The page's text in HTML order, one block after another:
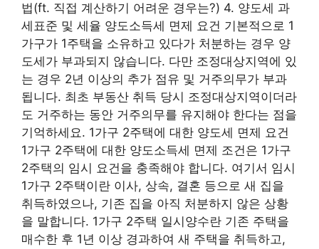
법(ft. 직접 계산하기 어려운 경우는?) 4. 양도세 과
세표준 및 세율 양도소득세 면제 요건 기본적으로 1
가구가 1주택을 소유하고 있다가 처분하는 경우 양
도세가 부과되지 않습니다. 다만 조정대상지역에 있
는 경우 2년 이상의 추가 점유 및 거주의무가 부과
됩니다. 최초 부동산 취득 당시 조정대상지역이더라
도 거주하는 동안 거주의무를 유지해야 한다는 점을
기억하세요. 1가구 2주택에 대한 양도세 면제 요건
1가구 2주택에 대한 양도소득세 면제 조건은 1가구
2주택의 임시 요건을 충족해야 합니다. 여기서 임시
1가구 2주택이란 이사, 상속, 결혼 등으로 새 집을
취득하였으나, 기존 집을 아직 처분하지 않은 상황
을 말합니다. 1가구 2주택 일시양수란 기존 주택을
매수한 후 1년 이상 경과하여 새 주택을 취득하고,